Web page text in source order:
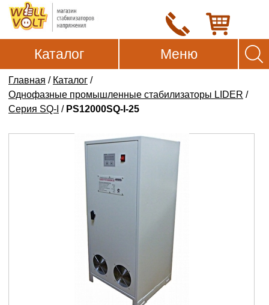
Каталог Меню
Главная / Каталог /
Однофазные промышленные стабилизаторы LIDER /
Серия SQ-I / PS12000SQ-I-25